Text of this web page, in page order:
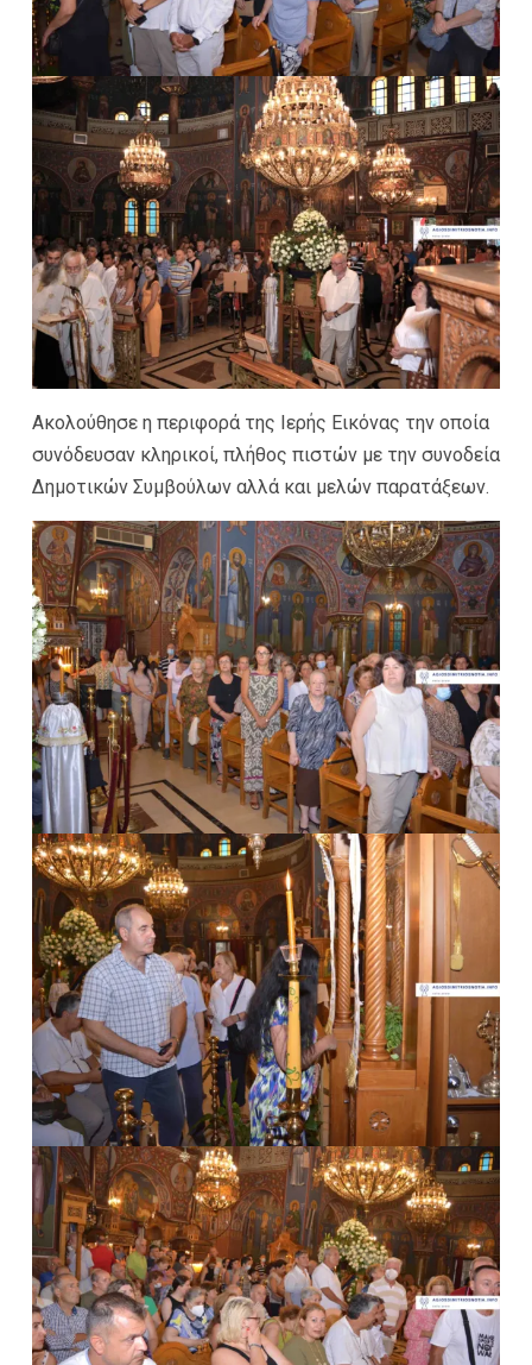
Ακολούθησε η περιφορά της Ιερής Εικόνας την οποία
συνόδευσαν κληρικοί, πλήθος πιστών με την συνοδεία
Δημοτικών Συμβούλων αλλά και μελών παρατάξεων.